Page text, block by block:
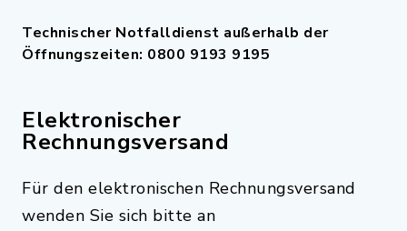
Technischer Notfalldienst außerhalb der
Öffnungszeiten: 0800 9193 9195
Elektronischer
Rechnungsversand
Für den elektronischen Rechnungsversand
wenden Sie sich bitte an